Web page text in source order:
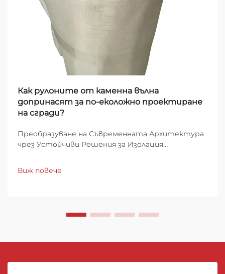
Как рулоните от каменна вълна
допринасят за по-еколожно проектиране
на сгради?
Преобразуване на Съвременната Архитектура
чрез Устойчиви Решения за Изолация
етап, където устойчивите практики в
строителството са по-важни от всякога. На
Виж повече